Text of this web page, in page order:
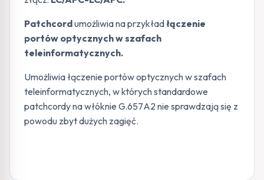
Patchcordumożliwia na przykładłączenie
portów optycznych w szafach
teleinformatycznych.
Umożliwia łączenie portów optycznych w szafach
teleinformatycznych, w których standardowe
patchcordy na włóknie G.657A2 nie sprawdzają się z
powodu zbyt dużych zagięć.